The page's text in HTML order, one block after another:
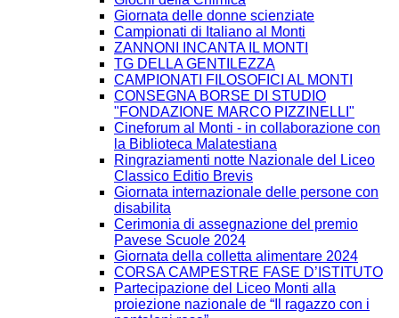
Giornata delle donne scienziate
Campionati di Italiano al Monti
ZANNONI INCANTA IL MONTI
TG DELLA GENTILEZZA
CAMPIONATI FILOSOFICI AL MONTI
CONSEGNA BORSE DI STUDIO
"FONDAZIONE MARCO PIZZINELLI"
Cineforum al Monti - in collaborazione con
la Biblioteca Malatestiana
Ringraziamenti notte Nazionale del Liceo
Classico Editio Brevis
Giornata internazionale delle persone con
disabilita
Cerimonia di assegnazione del premio
Pavese Scuole 2024
Giornata della colletta alimentare 2024
CORSA CAMPESTRE FASE D’ISTITUTO
Partecipazione del Liceo Monti alla
proiezione nazionale de “Il ragazzo con i